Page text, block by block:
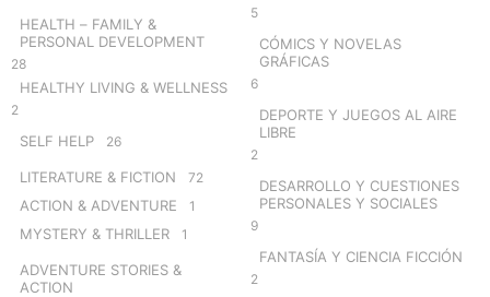
HEALTH – FAMILY &
PERSONAL DEVELOPMENT
28
HEALTHY LIVING & WELLNESS
2
SELF HELP 26
LITERATURE & FICTION 72
ACTION & ADVENTURE 1
MYSTERY & THRILLER 1
ADVENTURE STORIES &
ACTION
5
CÓMICS Y NOVELAS
GRÁFICAS
6
DEPORTE Y JUEGOS AL AIRE
LIBRE
2
DESARROLLO Y CUESTIONES
PERSONALES Y SOCIALES
9
FANTASÍA Y CIENCIA FICCIÓN
2